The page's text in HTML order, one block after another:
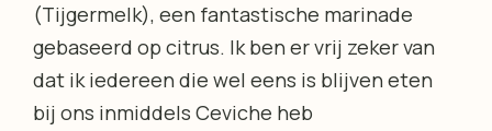
(Tijgermelk), een fantastische marinade
gebaseerd op citrus. Ik ben er vrij zeker van
dat ik iedereen die wel eens is blijven eten
bij ons inmiddels Ceviche heb